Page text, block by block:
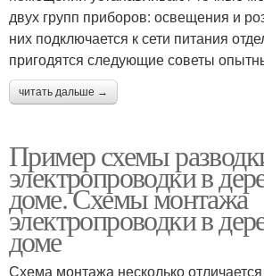
двух групп приборов: освещения и
них подключается к сети питания
пригодятся следующие советы
читать дальше →
Пример схемы
электропроводки в
доме. Схемы монтажа
электропроводки в
доме
Схема монтажа несколько